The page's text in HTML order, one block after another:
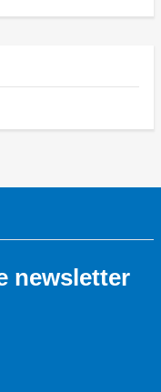
newsletter